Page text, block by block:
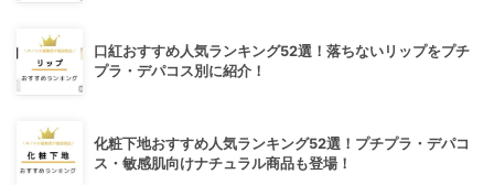
口紅おすすめ人気ランキング52選！落ちないリップをプチ
プラ・デパコス別に紹介！
化粧下地おすすめ人気ランキング52選！プチプラ・デパコ
ス・敏感肌向けナチュラル商品も登場！